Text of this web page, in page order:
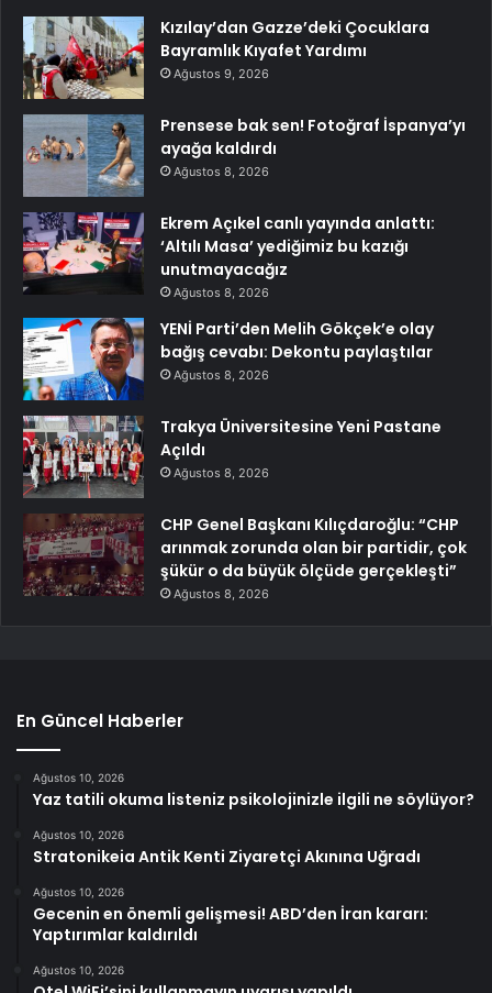
Kızılay’dan Gazze’deki Çocuklara
Bayramlık Kıyafet Yardımı
Ağustos 9, 2026
Prensese bak sen! Fotoğraf İspanya’yı
ayağa kaldırdı
Ağustos 8, 2026
Ekrem Açıkel canlı yayında anlattı:
‘Altılı Masa’ yediğimiz bu kazığı
unutmayacağız
Ağustos 8, 2026
YENİ Parti’den Melih Gökçek’e olay
bağış cevabı: Dekontu paylaştılar
Ağustos 8, 2026
Trakya Üniversitesine Yeni Pastane
Açıldı
Ağustos 8, 2026
CHP Genel Başkanı Kılıçdaroğlu: “CHP
arınmak zorunda olan bir partidir, çok
şükür o da büyük ölçüde gerçekleşti”
Ağustos 8, 2026
En Güncel Haberler
Ağustos 10, 2026
Yaz tatili okuma listeniz psikolojinizle ilgili ne söylüyor?
Ağustos 10, 2026
Stratonikeia Antik Kenti Ziyaretçi Akınına Uğradı
Ağustos 10, 2026
Gecenin en önemli gelişmesi! ABD’den İran kararı:
Yaptırımlar kaldırıldı
Ağustos 10, 2026